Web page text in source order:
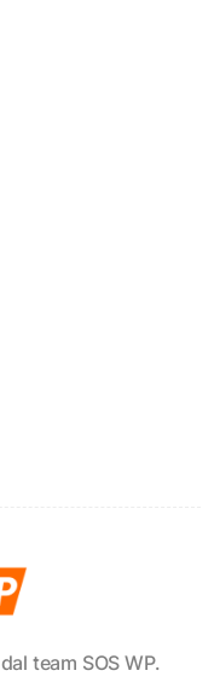
dal team SOS WP.